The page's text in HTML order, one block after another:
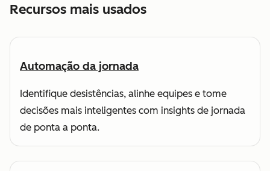
Recursos mais usados
Automação da jornada
Identifique desistências, alinhe equipes e tome
decisões mais inteligentes com insights de jornada
de ponta a ponta.